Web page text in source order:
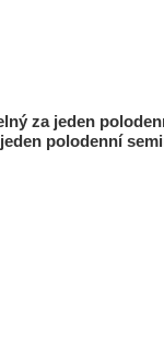
za jeden
polodenní